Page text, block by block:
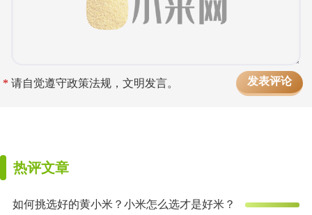
* 请自觉遵守政策法规，文明发言。
热评文章
如何挑选好的黄小米？小米怎么选才是好米？